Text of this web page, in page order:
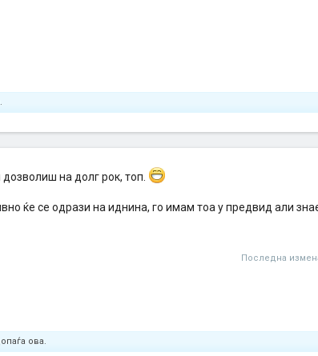
на долг рок, топ.
ќе се одрази на иднина, го имам тоа у предвид али
Последна
ова.